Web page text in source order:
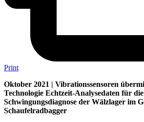
Print
Oktober 2021 | Vibrationssensoren
Technologie Echtzeit-Analysedaten für die
Schwingungsdiagnose der Wälzlager im
Schaufelradbagger